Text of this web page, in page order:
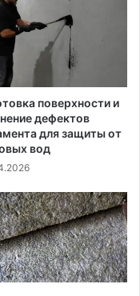
поверхности и
дефектов
для защиты от
вод